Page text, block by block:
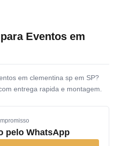
Eventos em
em clementina sp em SP?
entrega rapida e montagem.
pelo WhatsApp